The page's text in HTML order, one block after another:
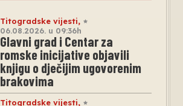
Titogradske vijesti,
06.08.2026. u 09:36h
Glavni grad i Centar za
romske inicijative objavili
knjigu o dječijim ugovorenim
brakovima
Titogradske vijesti,